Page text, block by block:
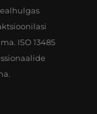
ISO 13485